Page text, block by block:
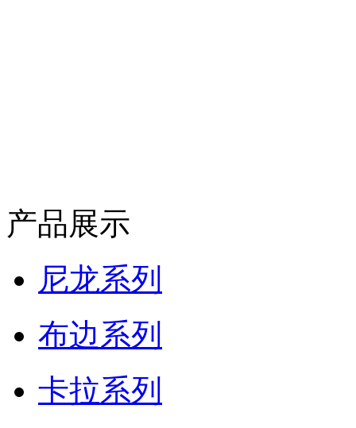
产品展示
尼龙系列
布边系列
卡拉系列